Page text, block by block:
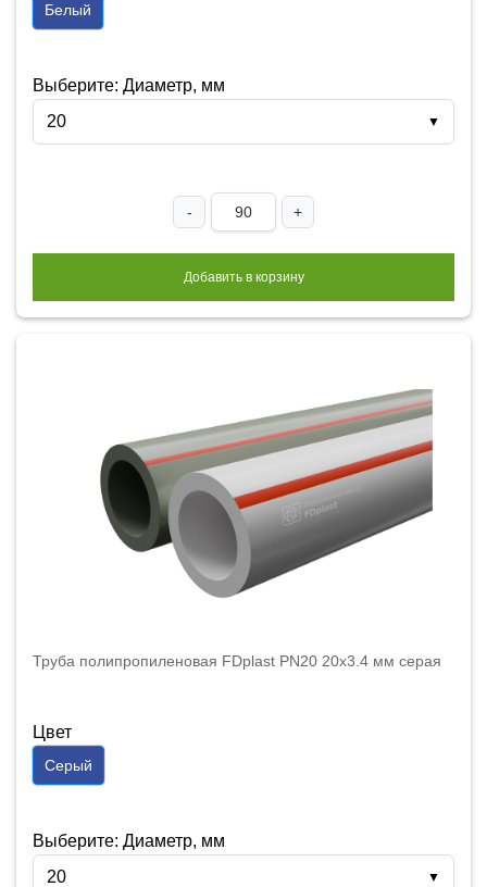
Белый
Выберите: Диаметр, мм
20
▼
- +
Добавить в корзину
Труба полипропиленовая FDplast PN20 20x3.4 мм серая
Цвет
Серый
Выберите: Диаметр, мм
20
▼